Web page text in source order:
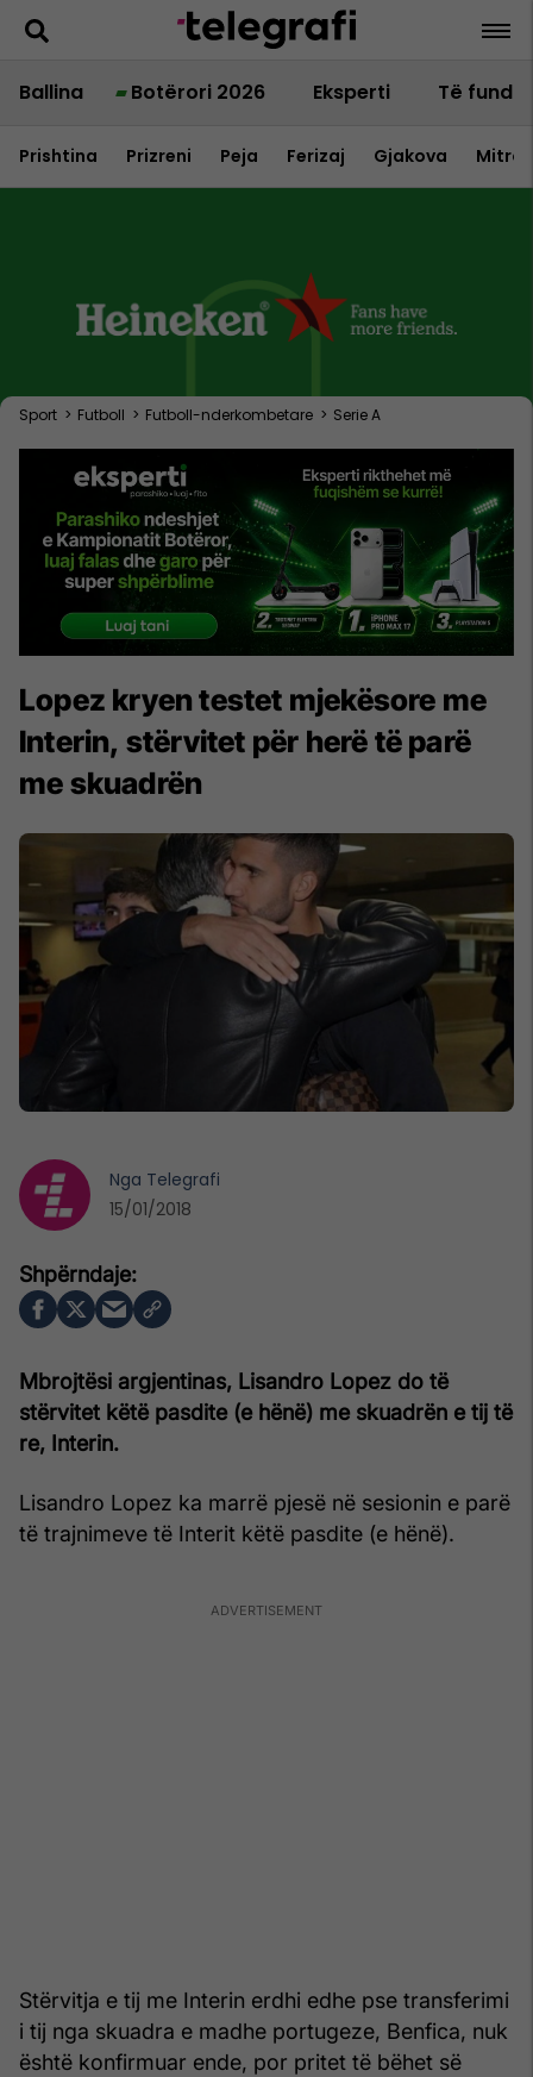
Ballina Botërori 2026 Eksperti Të fundit
Prishtina Prizreni Peja Ferizaj Gjakova
Sport > Futboll > Futboll-nderkombetare > Serie A
Lopez kryen testet mjekësore me
Interin, stërvitet për herë të parë
me skuadrën
Mbrojtësi argjentinas, Lisandro Lopez do të
stërvitet këtë pasdite (e hënë) me skuadrën e tij të
re, Interin.
Lisandro Lopez ka marrë pjesë në sesionin e parë
të trajnimeve të Interit këtë pasdite (e hënë).
Stërvitja e tij me Interin erdhi edhe pse transferimi
i tij nga skuadra e madhe portugeze, Benfica, nuk
është konfirmuar ende, por pritet të bëhet së
Nga Telegrafi
15/01/2018